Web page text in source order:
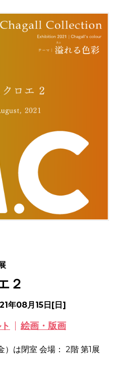
２
年08月15日[日]
絵画・版画
）は閉室 会場： 2階 第1展